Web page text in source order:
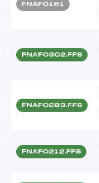
FNAF0161
FNAF0302.FFS
FNAF0283.FFS
FNAF0212.FFS